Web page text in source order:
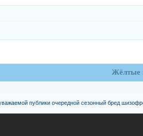
Жёлтые
публики очередной сезонный бред